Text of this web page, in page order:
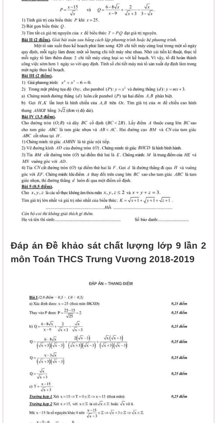
Đáp án Đề khảo sát chất lượng lớp 9 lần 2
môn Toán THCS Trưng Vương 2018-2019